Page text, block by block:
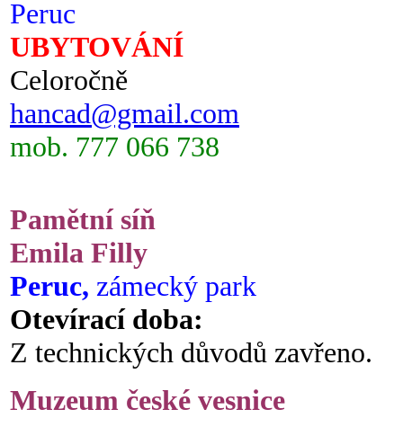
Peruc
UBYTOVÁNÍ
Celoročně
hancad@gmail.com
mob. 777 066 738
Pamětní síň
Emila Filly
Peruc, zámecký park
Otevírací doba:
Z technických důvodů zavřeno.
Muzeum české vesnice